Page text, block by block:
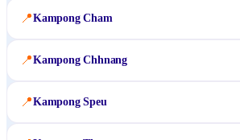
📍Kampong Cham
📍Kampong Chhnang
📍Kampong Speu